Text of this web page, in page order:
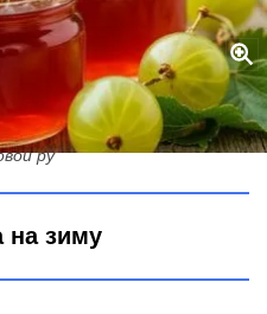
вкус словно мед — справится
хозяйка
ру
на зиму